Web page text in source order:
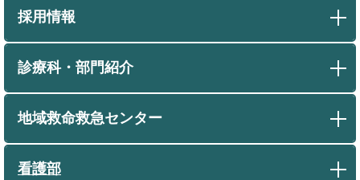
採用情報
診療科・部門紹介
地域救命救急センター
看護部